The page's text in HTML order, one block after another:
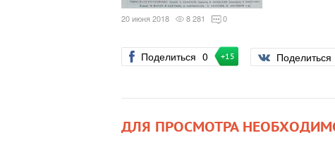
20 июня 2018 8 281 0
Поделиться 0 +15 Поделиться
ДЛЯ ПРОСМОТРА